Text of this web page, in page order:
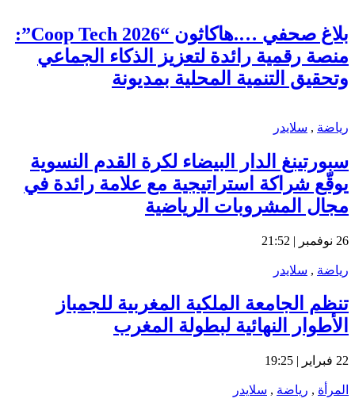
بلاغ صحفي ….هاكاثون “Coop Tech 2026”:
منصة رقمية رائدة لتعزيز الذكاء الجماعي
وتحقيق التنمية المحلية بمديونة
رياضة , سلايدر
سبورتينغ الدار البيضاء لكرة القدم النسوية
يوقّع شراكة استراتيجية مع علامة رائدة في
مجال المشروبات الرياضية
26 نوفمبر | 21:52
رياضة , سلايدر
تنظم الجامعة الملكية المغربية للجمباز
الأطوار النهائية لبطولة المغرب
22 فبراير | 19:25
المرأة , رياضة , سلايدر